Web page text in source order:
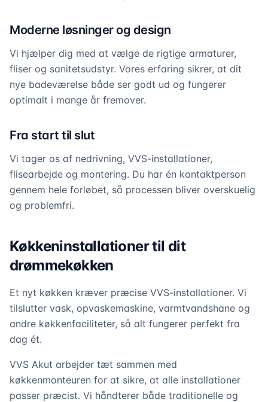
Moderne løsninger og design
Vi hjælper dig med at vælge de rigtige armaturer,
fliser og sanitetsudstyr. Vores erfaring sikrer, at dit
nye badeværelse både ser godt ud og fungerer
optimalt i mange år fremover.
Fra start til slut
Vi tager os af nedrivning, VVS-installationer,
flisearbejde og montering. Du har én kontaktperson
gennem hele forløbet, så processen bliver overskuelig
og problemfri.
Køkkeninstallationer til dit
drømmekøkken
Et nyt køkken kræver præcise VVS-installationer. Vi
tilslutter vask, opvaskemaskine, varmtvandshane og
andre køkkenfaciliteter, så alt fungerer perfekt fra
dag ét.
VVS Akut arbejder tæt sammen med
køkkenmonteuren for at sikre, at alle installationer
passer præcist. Vi håndterer både traditionelle og